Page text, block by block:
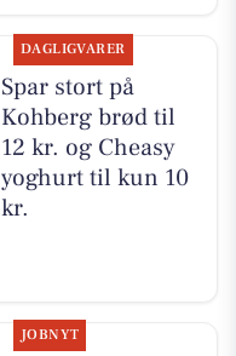
DAGLIGVARER
Spar stort på
Kohberg brød til
12 kr. og Cheasy
yoghurt til kun 10
kr.
JOBNYT